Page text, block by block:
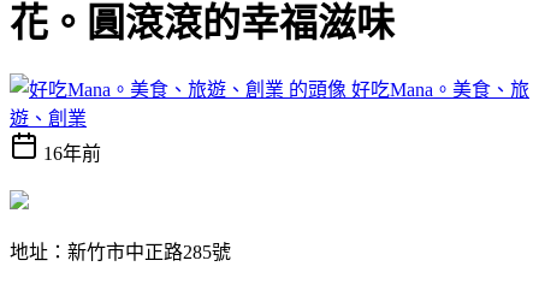
花。圓滾滾的幸福滋味
好吃Mana。美食、旅
遊、創業
16年前
地址：新竹市中正路285號